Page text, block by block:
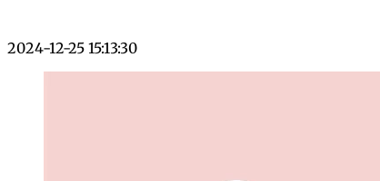
2024-12-25 15:13:30